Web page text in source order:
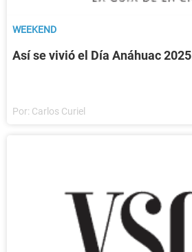
WEEKEND
Así se vivió el Día Anáhuac 2025
Por: Carlos Curiel